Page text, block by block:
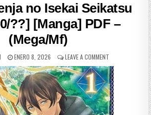
no Isekai Seikatsu
??] [Manga] PDF –
(Mega/Mf)
PUBLISHED DATE:
ENERO 8, 2026 LEAVE A COMMENTON ARAFOO